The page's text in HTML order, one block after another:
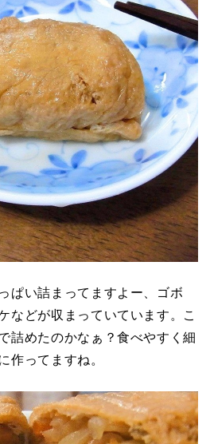
ぱい詰まってますよー、ゴボ
などが収まっていています。こ
詰めたのかなぁ？食べやすく細
作ってますね。